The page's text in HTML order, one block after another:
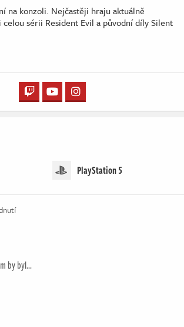
na konzoli. Nejčastěji hraju aktuálně
sérii Resident Evil a původní díly Silent
PlayStation 5
by byl…